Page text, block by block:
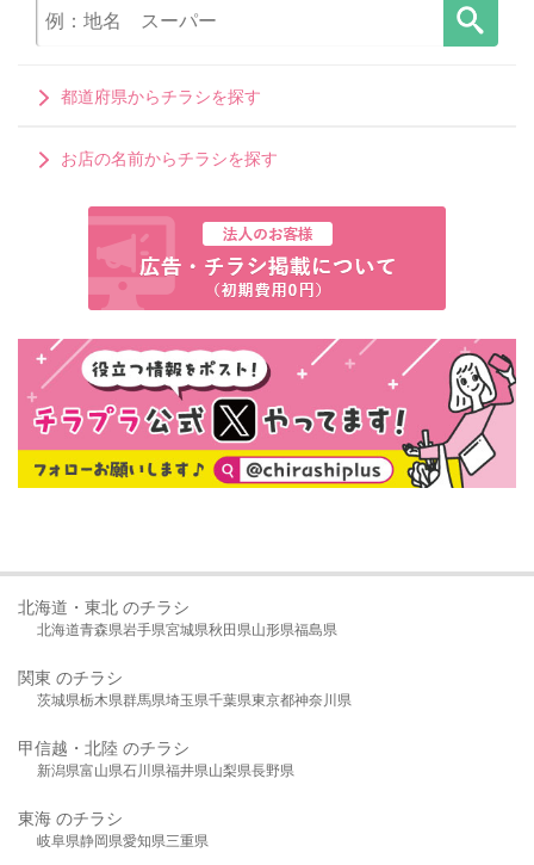
都道府県からチラシを探す
お店の名前からチラシを探す
北海道・東北 のチラシ
北海道青森県岩手県宮城県秋田県山形県福島県
関東 のチラシ
茨城県栃木県群馬県埼玉県千葉県東京都神奈川県
甲信越・北陸 のチラシ
新潟県富山県石川県福井県山梨県長野県
東海 のチラシ
岐阜県静岡県愛知県三重県